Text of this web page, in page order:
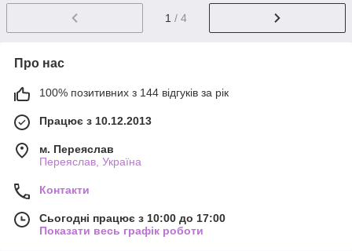
1 / 4
Про нас
100% позитивних з 144 відгуків за рік
Працює з 10.12.2013
м. Переяслав
Переяслав, Україна
Контакти
Сьогодні працює з 10:00 до 17:00
Показати весь графік роботи